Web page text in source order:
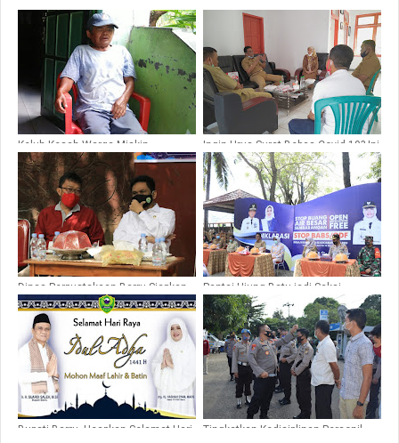
Keluh Kesah Warga Miskin
Penerima BLT-APBD di Kelurahan
Coppo Barru
Ingin Urus Surat Bebas Covid-19? Ini
Syarat Harus Dilengkapi di Barru
Dinas Perpustakaan Barru Siapkan
Buku Bacaan di Warkop/Cafe
Pantai Ujung Batu jadi Saksi,
Element Masyarakat Se-Kecamatan
Barru Deklarasi ODF
Bupati Barru, Ucapkan Selamat Hari
Tingkatkan Kedisiplinan Personil,